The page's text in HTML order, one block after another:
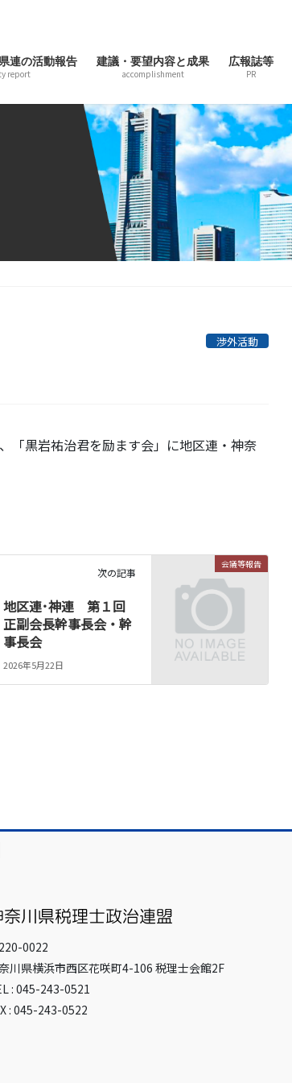
連の活動報告
report
建議・要望内容と成果
accomplishment
広報誌等
PR
渉外活動
黒岩祐治君を励ます会」に地区連・神奈
会議等報告
次の記事
地区連･神連 第１回
正副会長幹事長会・幹
事長会
2026年5月22日
0022
川県横浜市西区花咲町4-106 税理士会館2F
: 045-243-0521
: 045-243-0522